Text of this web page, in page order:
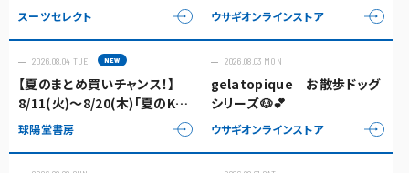
スーツセレクト ウサギオンラインストア
2026.08.04 TUE
【夏のまとめ買いチャンス！】
8/11(火)〜8/20(木)「夏のKポ
イント3倍キャンペーン」開催
球陽堂書房
2026.08.03 MON
gelatopique お散歩ドッグ
シリーズ🐶💕
ウサギオンラインストア